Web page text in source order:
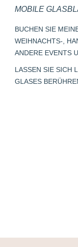
opens
in
new
window
opens
in
new
window
opens
in
new
window
in
MOBILE
BUCHEN SIE
WEIHNACHTS-,
ANDERE EVENTS
LASSEN SIE SICH
GLASES